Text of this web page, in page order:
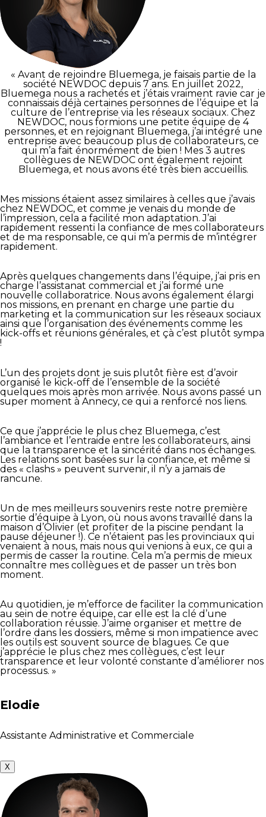
« Avant de rejoindre Bluemega, je faisais partie de la
société NEWDOC depuis 7 ans. En juillet 2022,
Bluemega nous a rachetés et j’étais vraiment ravie car je
connaissais déjà certaines personnes de l’équipe et la
culture de l’entreprise via les réseaux sociaux. Chez
NEWDOC, nous formions une petite équipe de 4
personnes, et en rejoignant Bluemega, j’ai intégré une
entreprise avec beaucoup plus de collaborateurs, ce
qui m’a fait énormément de bien ! Mes 3 autres
collègues de NEWDOC ont également rejoint
Bluemega, et nous avons été très bien accueillis.
Mes missions étaient assez similaires à celles que j’avais
chez NEWDOC, et comme je venais du monde de
l’impression, cela a facilité mon adaptation. J’ai
rapidement ressenti la confiance de mes collaborateurs
et de ma responsable, ce qui m’a permis de m’intégrer
rapidement.
Après quelques changements dans l’équipe, j’ai pris en
charge l’assistanat commercial et j’ai formé une
nouvelle collaboratrice. Nous avons également élargi
nos missions, en prenant en charge une partie du
marketing et la communication sur les réseaux sociaux
ainsi que l’organisation des événements comme les
kick-offs et réunions générales, et çà c’est plutôt sympa
!
L’un des projets dont je suis plutôt fière est d’avoir
organisé le kick-off de l’ensemble de la société
quelques mois après mon arrivée. Nous avons passé un
super moment à Annecy, ce qui a renforcé nos liens.
Ce que j’apprécie le plus chez Bluemega, c’est
l’ambiance et l’entraide entre les collaborateurs, ainsi
que la transparence et la sincérité dans nos échanges.
Les relations sont basées sur la confiance, et même si
des « clashs » peuvent survenir, il n’y a jamais de
rancune.
Un de mes meilleurs souvenirs reste notre première
sortie d’équipe à Lyon, où nous avons travaillé dans la
maison d’Olivier (et profiter de la piscine pendant la
pause déjeuner !). Ce n’étaient pas les provinciaux qui
venaient à nous, mais nous qui venions à eux, ce qui a
permis de casser la routine. Cela m’a permis de mieux
connaître mes collègues et de passer un très bon
moment.
Au quotidien, je m’efforce de faciliter la communication
au sein de notre équipe, car elle est la clé d’une
collaboration réussie. J’aime organiser et mettre de
l’ordre dans les dossiers, même si mon impatience avec
les outils est souvent source de blagues. Ce que
j’apprécie le plus chez mes collègues, c’est leur
transparence et leur volonté constante d’améliorer nos
processus. »
Elodie
Assistante Administrative et Commerciale
X